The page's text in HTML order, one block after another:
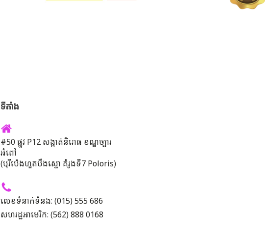
ទីតាំង
#50 ផ្លូវ P12 សង្កាត់និរោធ ខណ្ឌច្បារ
អំពៅ
(បុរីប៉េងហួតបឹងស្នោ គំរូងទី7 Poloris)
លេខទំនាក់ទំនង: (015) 555 686
សហរដ្ឋអាមេរិក: (562) 888 0168